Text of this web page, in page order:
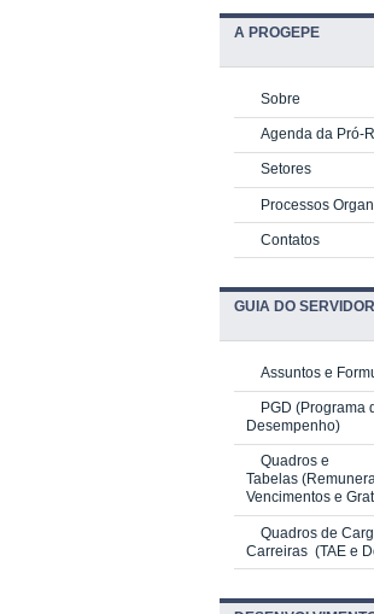
A PROGEPE
Sobre
Agenda da Pró-
Setores
Processos
Contatos
GUIA DO SERVIDOR
Assuntos e
PGD (Programa
Desempenho)
Quadros e
Tabelas
Vencimentos e
Quadros de
Carreiras (TAE e